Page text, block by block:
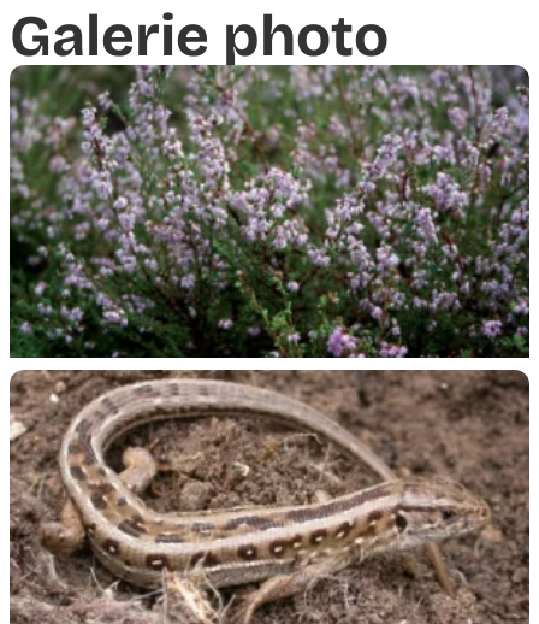
Galerie photo